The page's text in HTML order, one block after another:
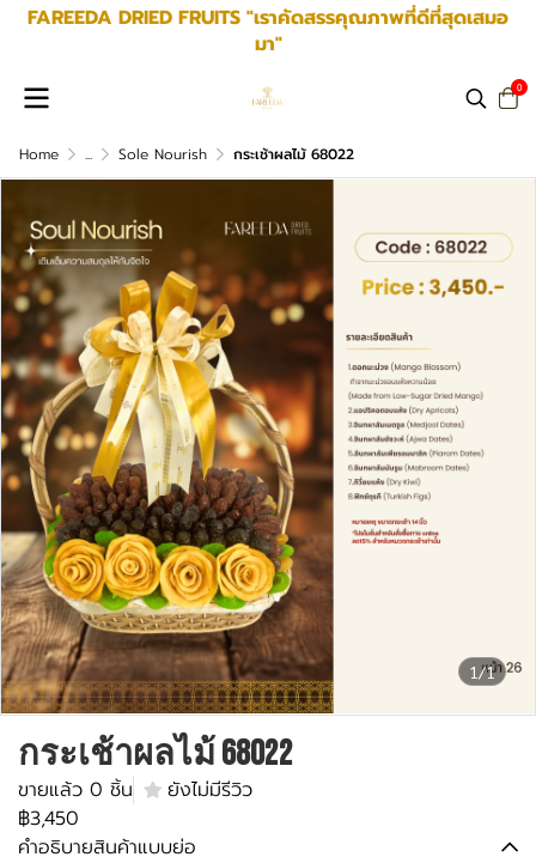
FAREEDA DRIED FRUITS "เราคัดสรรคุณภาพที่ดีที่สุดเสมอ
มา"
0
Home ... Sole Nourish กระเช้าผลไม้ 68022
1/1
กระเช้าผลไม้ 68022
ขายแล้ว 0 ชิ้น
ยังไม่มีรีวิว
฿3,450
คำอธิบายสินค้าแบบย่อ